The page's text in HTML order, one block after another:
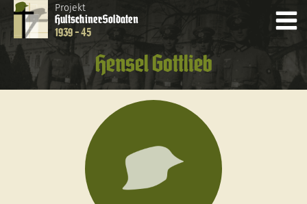
Projekt
HultschinerSoldaten
1939 - 45
Hensel Gottlieb